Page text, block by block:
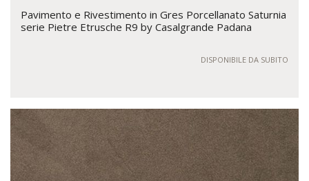
Pavimento e Rivestimento in Gres Porcellanato Saturnia
serie Pietre Etrusche R9 by Casalgrande Padana
DISPONIBILE DA SUBITO